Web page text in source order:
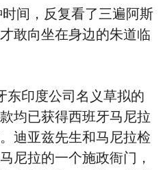
间，反复看了三遍阿斯
敢向坐在身边的朱道临
印度公司名义草拟的
均已获得西班牙马尼拉
迪亚兹先生和马尼拉检
尼拉的一个施政衙门，